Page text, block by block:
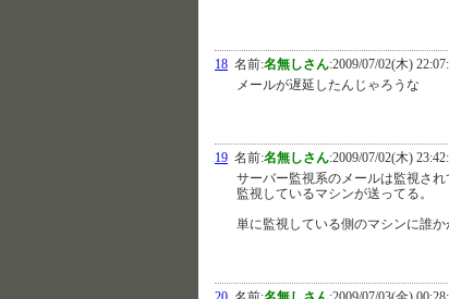
18 名前:名無しさん:2009/07/02(木)
メールが遅延したんじゃろうな
19 名前:名無しさん:2009/07/02(木)
サーバー監視系のメールは監視され
監視しているマシンが送ってる。
単に監視している側のマシンに誰